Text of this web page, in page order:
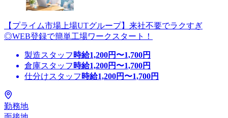
【プライム市場上場UTグループ】来社不要でラクすぎ
◎WEB登録で簡単工場ワークスタート！
製造スタッフ 時給1,200円〜1,700円
倉庫スタッフ 時給1,200円〜1,700円
仕分けスタッフ 時給1,200円〜1,700円
勤務地